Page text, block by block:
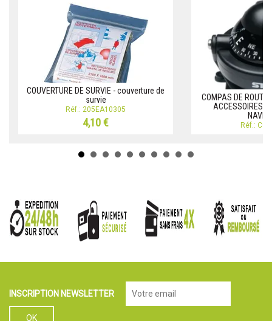
COUVERTURE DE SURVIE - couverture de
survie
Réf.: 205EA10305
4,10 €
COMPAS DE ROUTE
ACCESSOIRES
Réf.:
INSCRIPTION NEWSLETTER